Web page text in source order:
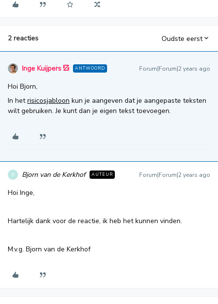
2 reacties Oudste eerst
Inge Kuijpers ANTWOORD Forum|Forum|2 years ago
Hoi Bjorn,
In hetrisicosjabloon kun je aangeven dat je aangepaste teksten
wilt gebruiken. Je kunt dan je eigen tekst toevoegen.
B Bjorn van de Kerkhof AUTEUR Forum|Forum|2 years ago
Hoi Inge,
Hartelijk dank voor de reactie, ik heb het kunnen vinden.
M.v.g. Bjorn van de Kerkhof